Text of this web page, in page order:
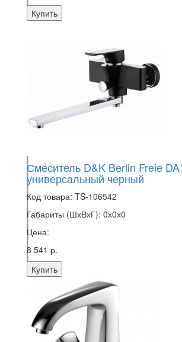
Купить
Смеситель D&K Berlin Freie
универсальный черный
Код товара: TS-106542
Габариты (ШхВхГ): 0х0х0
Цена:
8 541 р.
Купить